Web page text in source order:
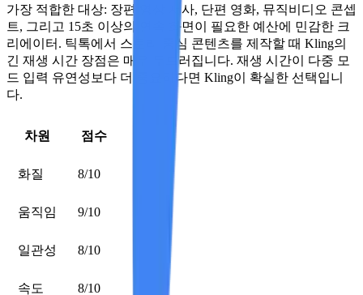
가장 적합한 대상: 장편 영상 서사, 단편 영화, 뮤직비디오 콘셉
트, 그리고 15초 이상의 연속 화면이 필요한 예산에 민감한 크
리에이터. 틱톡에서 스토리 중심 콘텐츠를 제작할 때 Kling의
긴 재생 시간 장점은 매우 두드러집니다. 재생 시간이 다중 모
드 입력 유연성보다 더 중요하다면 Kling이 확실한 선택입니
다.
차원 점수
화질 8/10
움직임 9/10
일관성 8/10
속도 8/10